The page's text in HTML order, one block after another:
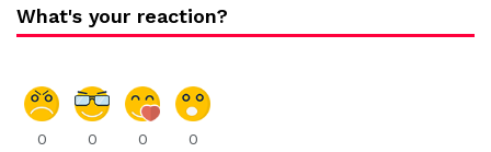
What's your reaction?
0 0 0 0